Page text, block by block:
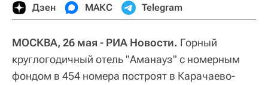
Дзен МАКС Telegram
МОСКВА, 26 мая - РИА Новости. Горный
круглогодичный отель "Аманауз" с номерным
фондом в 454 номера построят в Карачаево-